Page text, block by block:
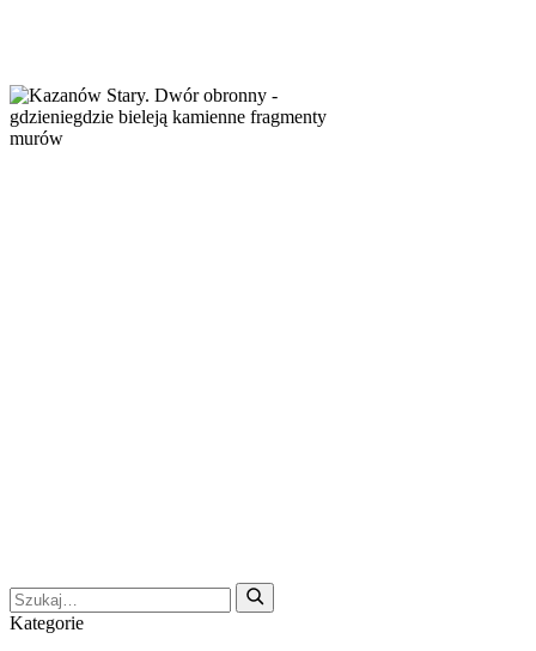
Kategorie